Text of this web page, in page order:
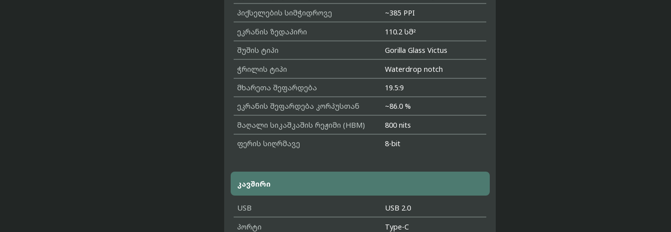
პიქსელების სიმჭიდროვე
~385 PPI
ეკრანის ზედაპირი
110.2 სმ²
შუშის ტიპი
Gorilla Glass Victus
ჭრილის ტიპი
Waterdrop notch
მხარეთა შეფარდება
19.5:9
ეკრანის შეფარდება კორპუსთან
~86.0 %
მაღალი სიკაშკაშის რეჟიმი (HBM)
800 nits
ფერის სიღრმავე
8-bit
კავშირი
USB
USB 2.0
პორტი
Type-C